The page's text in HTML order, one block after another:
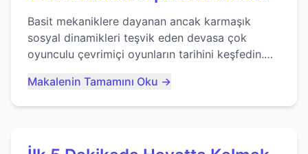
Basit mekaniklere dayanan ancak karmaşık
sosyal dinamikleri teşvik eden devasa çok
oyunculu çevrimiçi oyunların tarihini keşfedin.
Makalenin Tamamını Oku →